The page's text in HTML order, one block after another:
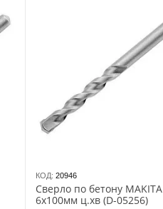
КОД: 20946
Сверло по бетону MAKITA
6х100мм ц.хв (D-05256)